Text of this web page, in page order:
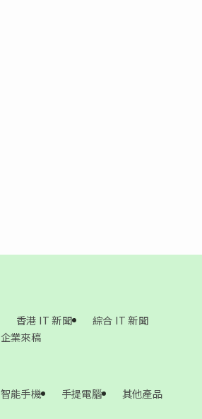
香港 IT 新聞
綜合 IT 新聞
企業來稿
智能手機 手提電腦 其他產品